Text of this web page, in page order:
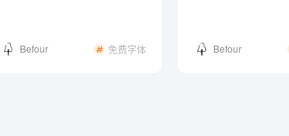
Befour 免费字体 Befour